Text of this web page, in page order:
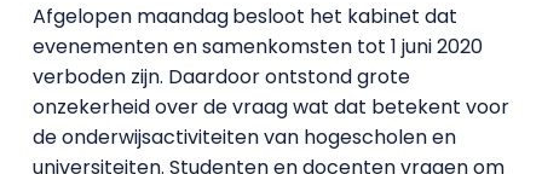
Afgelopen maandagbesloot het kabinet dat
evenementen en samenkomsten tot 1 juni 2020
verboden zijn. Daardoor ontstond grote
onzekerheid over de vraag wat dat betekent voor
de onderwijsactiviteiten van hogescholen en
universiteiten. Studenten en docenten vragen om